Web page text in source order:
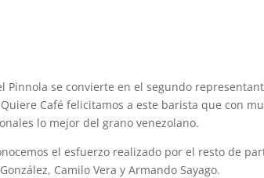
Pinnola se convierte en el segundo
Café felicitamos a este barista que con
lo mejor del grano venezolano.
el esfuerzo realizado por el resto de
Camilo Vera y Armando Sayago.